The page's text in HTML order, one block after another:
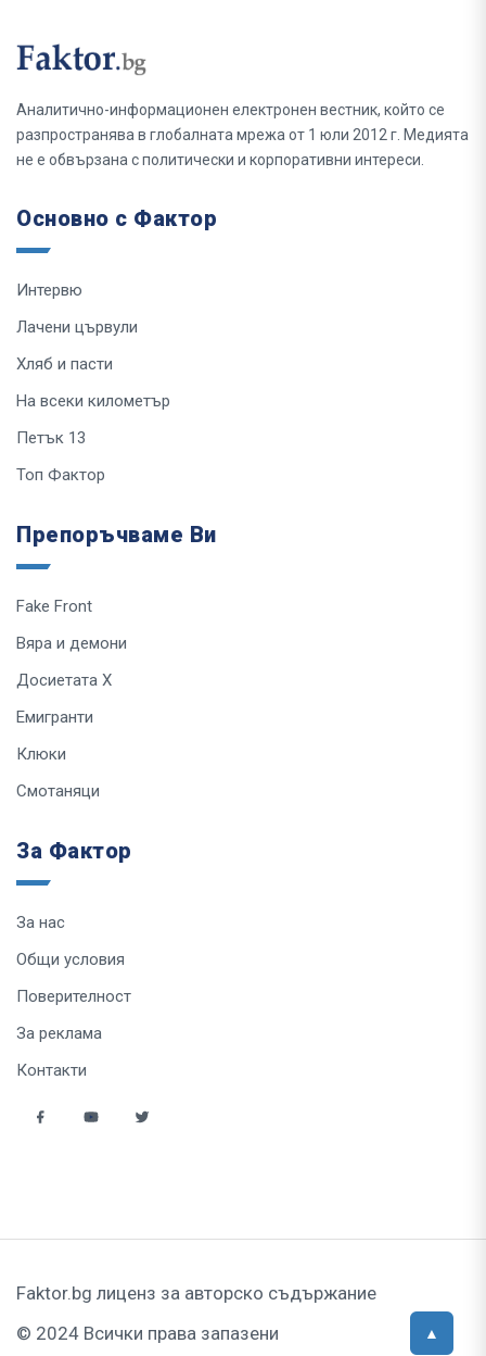
Аналитично-информационен електронен вестник, който се
разпространява в глобалната мрежа от 1 юли 2012 г. Медията
не е обвързана с политически и корпоративни интереси.
Основно с Фактор
Интервю
Лачени цървули
Хляб и пасти
На всеки километър
Петък 13
Топ Фактор
Препоръчваме Ви
Fake Front
Вяра и демони
Досиетата Х
Емигранти
Клюки
Смотаняци
За Фактор
За нас
Общи условия
Поверителност
За реклама
Контакти
Faktor.bg лиценз за авторско съдържание
© 2024 Всички права запазени